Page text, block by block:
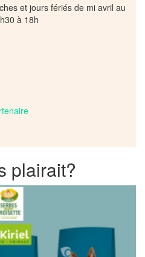
et jours fériés de mi avril au
à 18h
plairait?